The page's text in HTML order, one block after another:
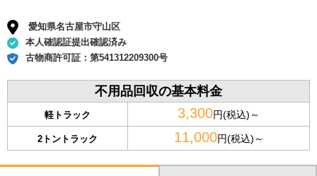
愛知県名古屋市守山区
本人確認証提出確認済み
古物商許可証： 第541312209300号
不用品回収の基本料金
軽トラック 3,300円(税込)～
2トントラック 11,000円(税込)～